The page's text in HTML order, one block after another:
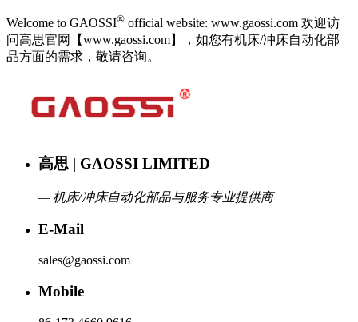
Welcome to GAOSSI® official website: www.gaossi.com 欢迎访
问高思官网【www.gaossi.com】，如您有机床/冲床自动化部
品方面的需求，敬请咨询。
高思 | GAOSSI LIMITED
— 机床/冲床自动化部品与服务专业提供商
E-Mail
sales@gaossi.com
Mobile